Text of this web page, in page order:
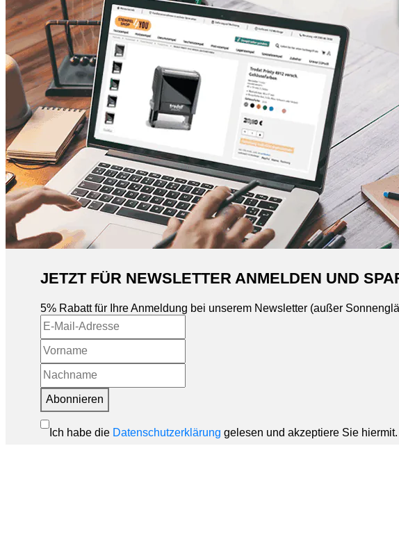
JETZT FÜR NEWSLETTER ANMELDEN UND
5% Rabatt für Ihre Anmeldung bei unserem Newsletter (außer
Abonnieren
Ich habe die Datenschutzerklärung gelesen und akzeptiere Sie hiermit.